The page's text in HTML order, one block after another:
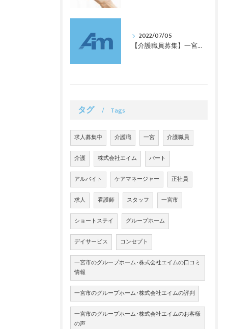
2022/07/05
【介護職員募集】一宮グループホーム 株式会社エイム
タグ Tags
求人募集中 介護職 一宮 介護職員
介護 株式会社エイム パート
アルバイト ケアマネージャー 正社員
求人 看護師 スタッフ 一宮市
ショートステイ グループホーム
デイサービス コンセプト
一宮市のグループホーム･株式会社エイムの口コミ
情報
一宮市のグループホーム･株式会社エイムの評判
一宮市のグループホーム･株式会社エイムのお客様
の声